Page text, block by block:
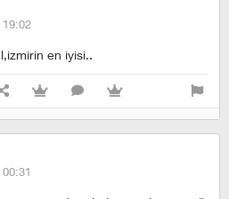
en iyisi..